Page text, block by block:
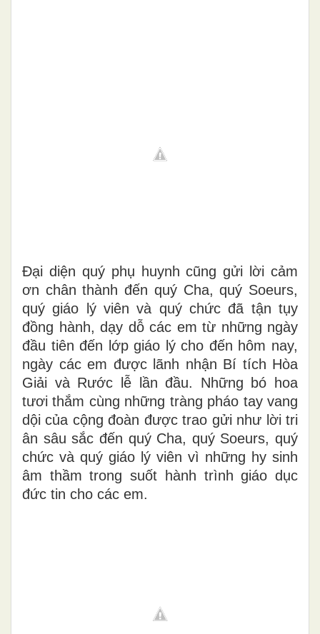
Đại diện quý phụ huynh cũng gửi lời cảm
ơn chân thành đến quý Cha, quý Soeurs,
quý giáo lý viên và quý chức đã tận tụy
đồng hành, dạy dỗ các em từ những ngày
đầu tiên đến lớp giáo lý cho đến hôm nay,
ngày các em được lãnh nhận Bí tích Hòa
Giải và Rước lễ lần đầu. Những bó hoa
tươi thắm cùng những tràng pháo tay vang
dội của cộng đoàn được trao gửi như lời tri
ân sâu sắc đến quý Cha, quý Soeurs, quý
chức và quý giáo lý viên vì những hy sinh
âm thầm trong suốt hành trình giáo dục
đức tin cho các em.